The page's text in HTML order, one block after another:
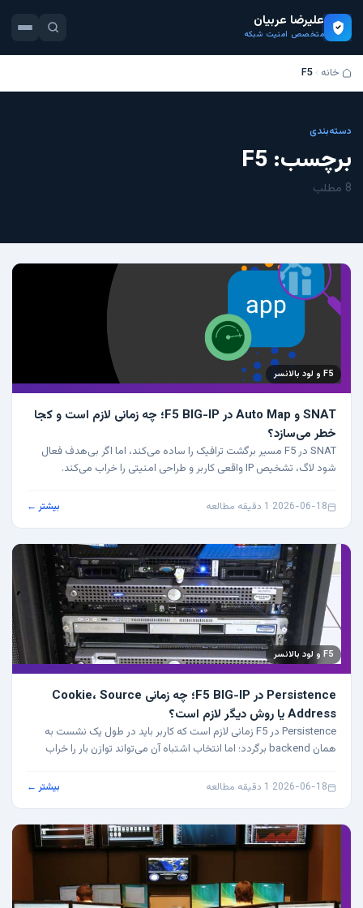
علیرضا عربیان
متخصص امنیت شبکه
خانه F5
دسته‌بندی
برچسب: F5
8 مطلب
F5 و لود بالانسر
SNAT و Auto Map در F5 BIG-IP؛ چه زمانی لازم است و کجا
خطر می‌سازد؟
SNAT در F5 مسیر برگشت ترافیک را ساده می‌کند، اما اگر بی‌هدف فعال
شود لاگ، تشخیص IP واقعی کاربر و طراحی امنیتی را خراب می‌کند.
2026-06-18
· 1 دقیقه مطالعه بیشتر ←
F5 و لود بالانسر
Persistence در F5 BIG-IP؛ چه زمانی Cookie، Source
Address یا روش دیگر لازم است؟
Persistence در F5 زمانی لازم است که کاربر باید در طول یک نشست به
همان backend برگردد؛ اما انتخاب اشتباه آن می‌تواند توازن بار را خراب
2026-06-18
· 1 دقیقه مطالعه بیشتر ←